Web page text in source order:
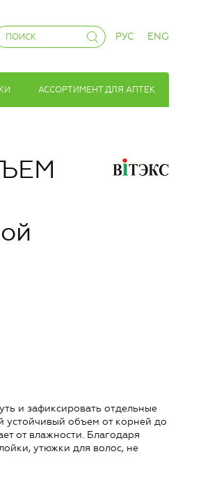
РУС ENG
АССОРТИМЕНТ ДЛЯ АПТЕК
и зафиксировать отдельные
устойчивый объем от корней до
от влажности. Благодаря
утюжки для волос, не